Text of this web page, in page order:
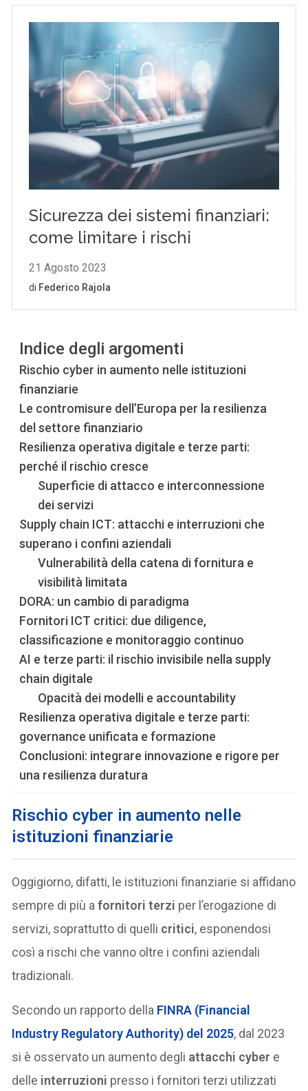
Indice degli argomenti
Rischio cyber in aumento nelle istituzioni
finanziarie
Le contromisure dell’Europa per la resilienza
del settore finanziario
Resilienza operativa digitale e terze parti:
perché il rischio cresce
Superficie di attacco e interconnessione
dei servizi
Supply chain ICT: attacchi e interruzioni che
superano i confini aziendali
Vulnerabilità della catena di fornitura e
visibilità limitata
DORA: un cambio di paradigma
Fornitori ICT critici: due diligence,
classificazione e monitoraggio continuo
AI e terze parti: il rischio invisibile nella supply
chain digitale
Opacità dei modelli e accountability
Resilienza operativa digitale e terze parti:
governance unificata e formazione
Conclusioni: integrare innovazione e rigore per
una resilienza duratura
Rischio cyber in aumento nelle
istituzioni finanziarie
Oggigiorno, difatti, le istituzioni finanziarie si affidano
sempre di più afornitori terzi per l’erogazione di
servizi, soprattutto di quelli critici, esponendosi
così a rischi che vanno oltre i confini aziendali
tradizionali.
Secondo un rapporto della FINRA (Financial
Industry Regulatory Authority) del 2025, dal 2023
si è osservato un aumento degli attacchi cyber e
delle interruzioni presso i fornitori terzi utilizzati